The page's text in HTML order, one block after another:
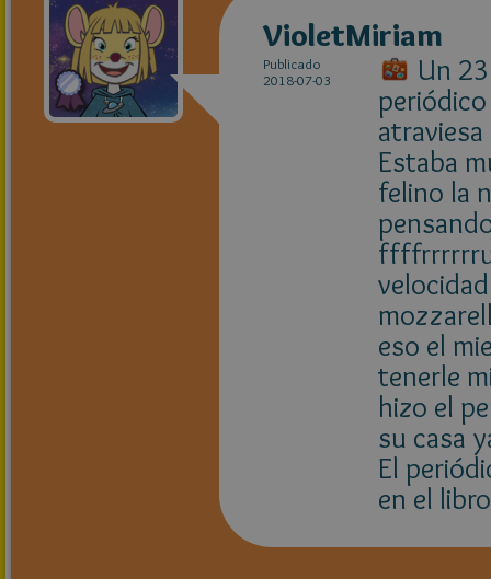
VioletMiriam
Publicado
2018-07-03
Un
Estaba
felino la
eso el
tenerle
hizo el
su casa
El
en el